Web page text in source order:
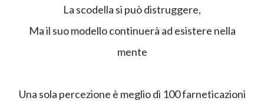
La scodella si può distruggere,
Ma il suo modello continuerà ad esistere nella
mente
Una sola percezione è meglio di 100 farneticazioni